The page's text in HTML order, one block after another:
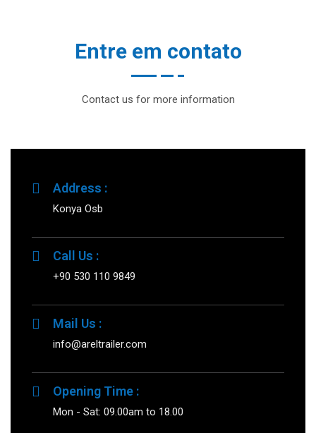
Entre em contato
Contact us for more information
Address :
Konya Osb
Call Us :
+90 530 110 9849
Mail Us :
info@areltrailer.com
Opening Time :
Mon - Sat: 09.00am to 18.00